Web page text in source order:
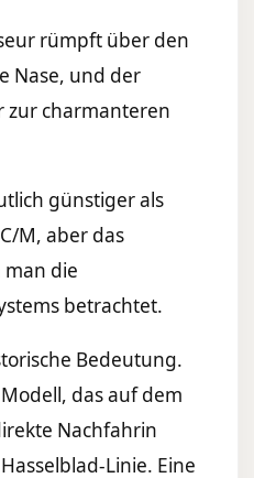
rümpft über den
Nase, und der
zur charmanteren
günstiger als
M, aber das
die
betrachtet.
Bedeutung.
das auf dem
Nachfahrin
Linie. Eine